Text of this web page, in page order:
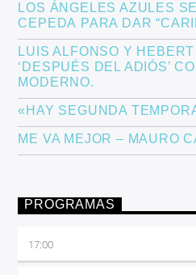
LOS ÁNGELES AZULES
CEPEDA PARA DAR
LUIS ALFONSO Y
‘DESPUÉS DEL ADIÓS’
MODERNO.
«HAY SEGUNDA
ME VA MEJOR – MAURO
PROGRAMAS
17:00